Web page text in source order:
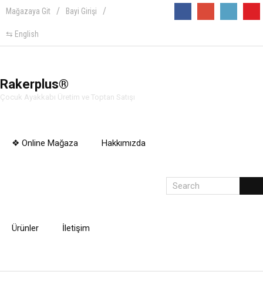
Mağazaya Git Bayi Girişi
⇆ English
Rakerplus®
Çocuk Ayakkabı Üretim ve Toptan Satışı
❖ Online Mağaza Hakkımızda
Ürünler İletişim